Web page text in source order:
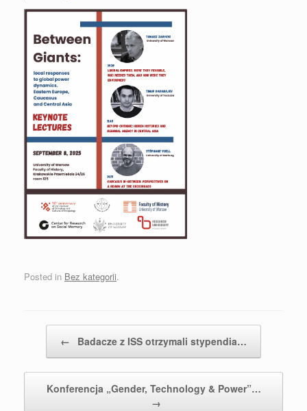
Posted in Bez kategorii.
← Badacze z ISS otrzymali stypendia…
Konferencja „Gender, Technology & Power”…
→